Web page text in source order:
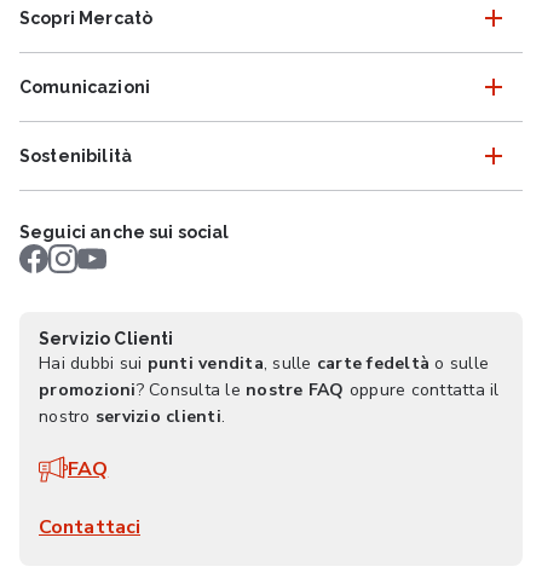
Scopri Mercatò
Comunicazioni
Sostenibilità
Seguici anche sui social
Servizio Clienti
Hai dubbi sui punti vendita, sulle carte fedeltà o sulle
promozioni? Consulta le nostre FAQ oppure conttatta il
nostro servizio clienti.
FAQ
Contattaci